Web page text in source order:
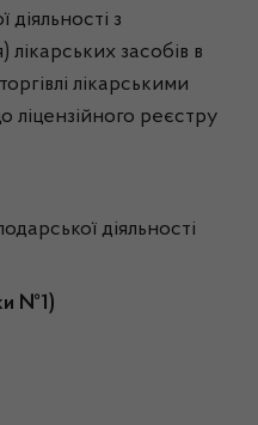
з
засобів в
лікарськими
ліцензійного реєстру
діяльності
№1)